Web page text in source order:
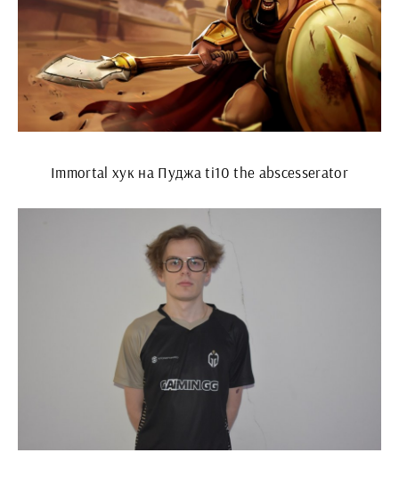
Immortal хук на Пуджа ti10 the abscesserator